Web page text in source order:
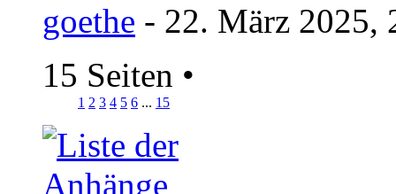
goethe - 22. März 2025,
15 Seiten •
1 2 3 4 5 6 ... 15